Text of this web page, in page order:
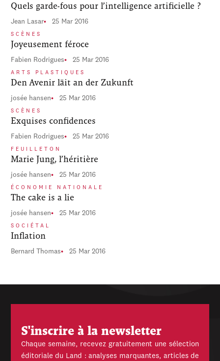
Quels garde-fous pour l’intelligence artificielle ?
Jean Lasar 25 Mar 2016
SCÈNES
Joyeusement féroce
Fabien Rodrigues 25 Mar 2016
ARTS PLASTIQUES
Den Avenir läit an der Zukunft
josée hansen 25 Mar 2016
SCÈNES
Exquises confidences
Fabien Rodrigues 25 Mar 2016
FEUILLETON
Marie Jung, l’héritière
josée hansen 25 Mar 2016
ÉCONOMIE NATIONALE
The cake is a lie
josée hansen 25 Mar 2016
SOCIÉTAL
Inflation
Bernard Thomas 25 Mar 2016
S'inscrire à la newsletter
Chaque semaine, recevez gratuitement une sélection
éditoriale du Land : analyses marquantes, articles de